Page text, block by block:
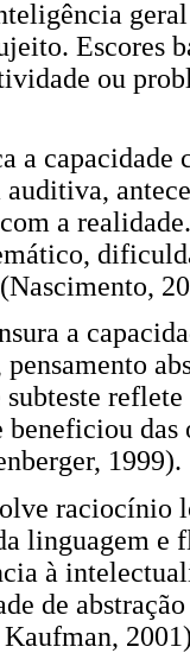
Escores
ou
a capacidade
a
a
subteste
beneficiou
1999).
raciocínio
linguagem e
à
de